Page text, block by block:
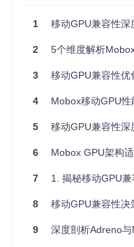
Adreno与Mali采用截然不
Adreno（高通）：采
效果
效比上有优势，但在处
这种架构差异直接影响了
骤，这就像专业翻译与
量化性能表现：四
基准测试数据对比
测试指标
米12S
1 移动GPU兼容性深度
2 5个维度解析Mobox
3 移动GPU兼容性优化指
4 Mobox移动GPU性
5 移动GPU兼容性深度解
6 Mobox GPU架构适配
7 1. 揭秘移动GPU兼容
8 移动GPU兼容性决策指南：
9 深度剖析Adreno与Mali